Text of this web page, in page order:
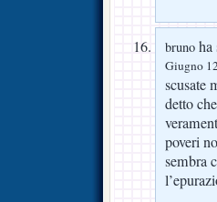
bruno ha
Giugno
scusate
detto
poveri
sembra